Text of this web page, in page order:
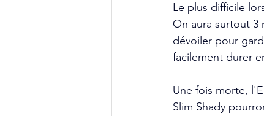
Le plus difficile
On aura surtout 3
dévoiler pour
facilement durer
Une fois morte,
Slim Shady